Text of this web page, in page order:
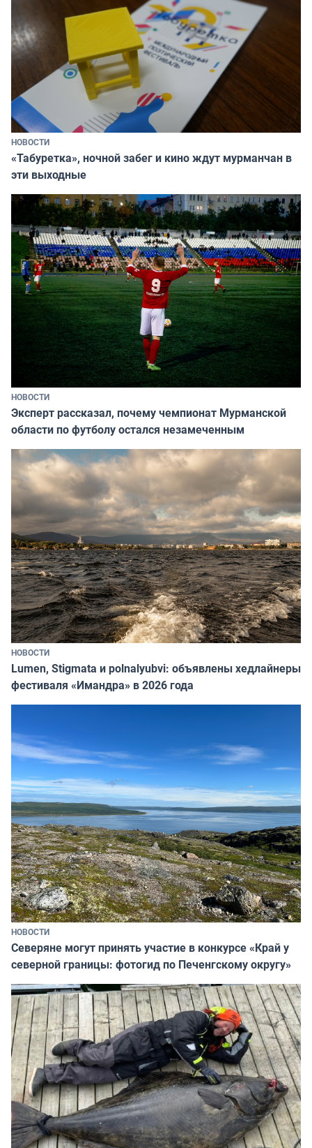
НОВОСТИ
«Табуретка», ночной забег и кино ждут мурманчан в
эти выходные
НОВОСТИ
Эксперт рассказал, почему чемпионат Мурманской
области по футболу остался незамеченным
НОВОСТИ
Lumen, Stigmata и polnalyubvi: объявлены хедлайнеры
фестиваля «Имандра» в 2026 года
НОВОСТИ
Северяне могут принять участие в конкурсе «Край у
северной границы: фотогид по Печенгскому округу»